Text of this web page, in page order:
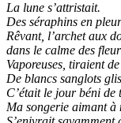
La lune s’attristait.
Des séraphins en
Rêvant, l’archet aux
dans le calme des
Vaporeuses, tiraient
De blancs sanglots
C’était le jour béni de
Ma songerie aimant à